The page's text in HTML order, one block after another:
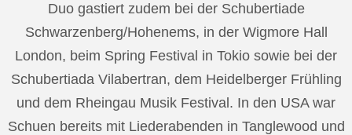
Duo gastiert zudem bei der Schubertiade
Schwarzenberg/Hohenems, in der Wigmore Hall
London, beim Spring Festival in Tokio sowie bei der
Schubertiada Vilabertran, dem Heidelberger Frühling
und dem Rheingau Musik Festival. In den USA war
Schuen bereits mit Liederabenden in Tanglewood und